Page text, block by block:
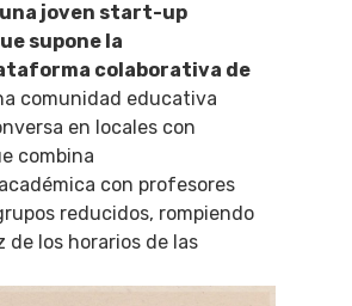
una joven start-up
supone la
colaborativa de
comunidad educativa
en locales con
combina
con profesores
reducidos, rompiendo
de los horarios de las